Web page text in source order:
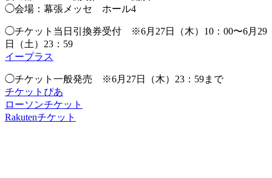
◯会場：幕張メッセ ホール4
◯チケット当日引換券受付 ※6月27日（木）10：00〜6月29
日（土）23：59
イープラス
◯チケット一般発売 ※6月27日（木）23：59まで
チケットぴあ
ローソンチケット
Rakutenチケット